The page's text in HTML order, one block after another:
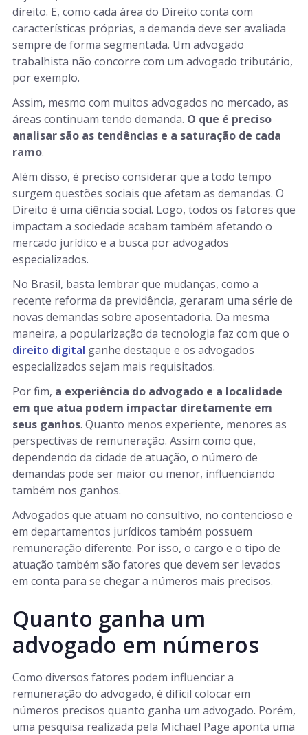
direito. E, como cada área do Direito conta com
características próprias, a demanda deve ser avaliada
sempre de forma segmentada. Um advogado
trabalhista não concorre com um advogado tributário,
por exemplo.
Assim, mesmo com muitos advogados no mercado, as
áreas continuam tendo demanda. O que é preciso
analisar são as tendências e a saturação de cada
ramo.
Além disso, é preciso considerar que a todo tempo
surgem questões sociais que afetam as demandas. O
Direito é uma ciência social. Logo, todos os fatores que
impactam a sociedade acabam também afetando o
mercado jurídico e a busca por advogados
especializados.
No Brasil, basta lembrar que mudanças, como a
recente reforma da previdência, geraram uma série de
novas demandas sobre aposentadoria. Da mesma
maneira, a popularização da tecnologia faz com que o
direito digital ganhe destaque e os advogados
especializados sejam mais requisitados.
Por fim, a experiência do advogado e a localidade
em que atua podem impactar diretamente em
seus ganhos. Quanto menos experiente, menores as
perspectivas de remuneração. Assim como que,
dependendo da cidade de atuação, o número de
demandas pode ser maior ou menor, influenciando
também nos ganhos.
Advogados que atuam no consultivo, no contencioso e
em departamentos jurídicos também possuem
remuneração diferente. Por isso, o cargo e o tipo de
atuação também são fatores que devem ser levados
em conta para se chegar a números mais precisos.
Quanto ganha um
advogado em números
Como diversos fatores podem influenciar a
remuneração do advogado, é difícil colocar em
números precisos quanto ganha um advogado. Porém,
uma pesquisa realizada pela Michael Page aponta uma